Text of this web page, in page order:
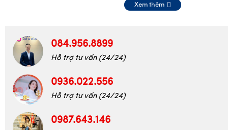
Xem thêm
084.956.8899
Hỗ trợ tư vấn (24/24)
0936.022.556
Hỗ trợ tư vấn (24/24)
0987.643.146